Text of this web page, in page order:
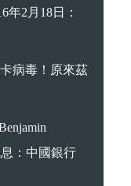
年2月18日：
病毒！原來茲
：中國銀行